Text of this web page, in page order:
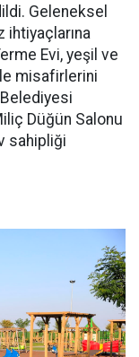
Geleneksel
ihtiyaçlarına
Evi, yeşil ve
misafirlerini
Belediyesi
Düğün Salonu
sahipliği